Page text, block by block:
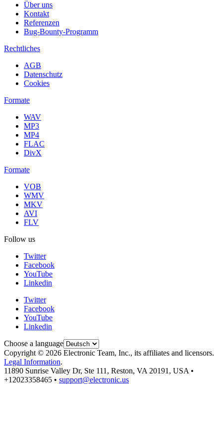
Über uns
Kontakt
Referenzen
Bug-Bounty-Programm
Rechtliches
AGB
Datenschutz
Cookies
Formate
WAV
MP3
MP4
FLAC
DivX
Formate
VOB
WMV
MKV
AVI
FLV
Follow us
Twitter
Facebook
YouTube
Linkedin
Twitter
Facebook
YouTube
Linkedin
Choose a language
Copyright © 2026 Electronic Team, Inc., its affiliates and licensors.
Legal Information.
11890 Sunrise Valley Dr, Ste 111, Reston, VA 20191, USA •
+12023358465 • support@electronic.us